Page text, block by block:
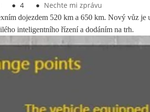
● 4 ● Nechte mi zprávu
dojezdem 520 km a 650 km. Nový vůz je
inteligentního řízení a dodáním na trh.